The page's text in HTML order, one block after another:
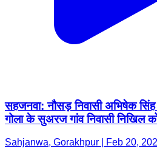
सहजनवा: नौसड़ निवासी अभिषेक
गोला के सुअरज गांव निवासी निखिल
Sahjanwa, Gorakhpur | Feb 20,